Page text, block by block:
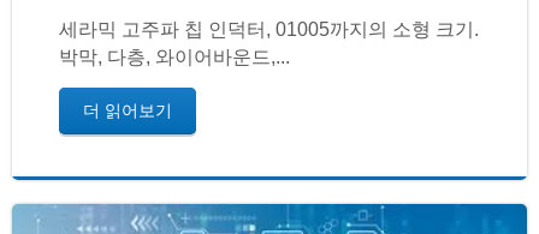
세라믹 고주파 칩 인덕터, 01005까지의 소형 크기.
박막, 다층, 와이어바운드,...
더 읽어보기